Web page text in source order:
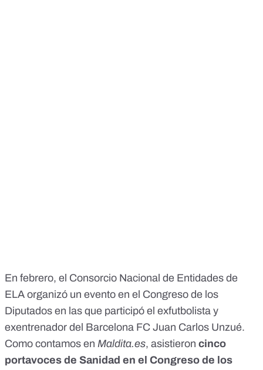
En febrero, el Consorcio Nacional de Entidades de
ELA organizó un evento en el Congreso de los
Diputados en las que participó el exfutbolista y
exentrenador del Barcelona FC Juan Carlos Unzué.
Como contamos en Maldita.es, asistieron cinco
portavoces de Sanidad en el Congreso de los